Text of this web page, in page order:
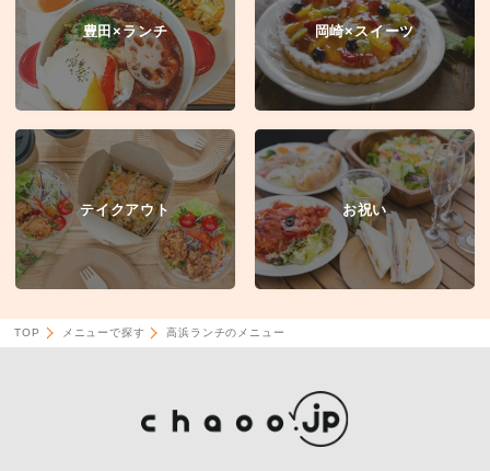
豊田×ランチ 岡崎×スイーツ
テイクアウト お祝い
TOP メニューで探す 高浜ランチのメニュー